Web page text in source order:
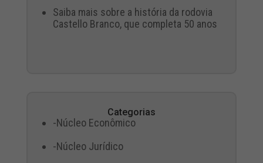
Saiba mais sobre a história da rodovia
Castello Branco, que completa 50 anos
Categorias
-Núcleo Econômico
-Núcleo Jurídico